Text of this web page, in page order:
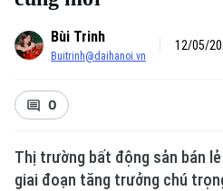
Bùi Trinh
Buitrinh@daihanoi.vn
12/05/
0
Thị trường bất động sản bán
giai đoạn tăng trưởng chú